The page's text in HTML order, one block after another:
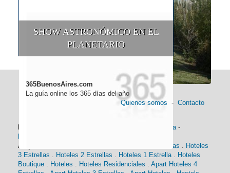
SHOW ASTRONÓMICO EN EL
PLANETARIO
365BuenosAires.com
La guía online los 365 días del año
Quienes somos - Contacto
Historia-
Alojamiento:
Hoteles 4 Estrellas . Hoteles
3 Estrellas . Hoteles 2 Estrellas . Hoteles 1 Estrella. Hoteles
Boutique . Hoteles . Hoteles Residenciales . Apart Hoteles 4